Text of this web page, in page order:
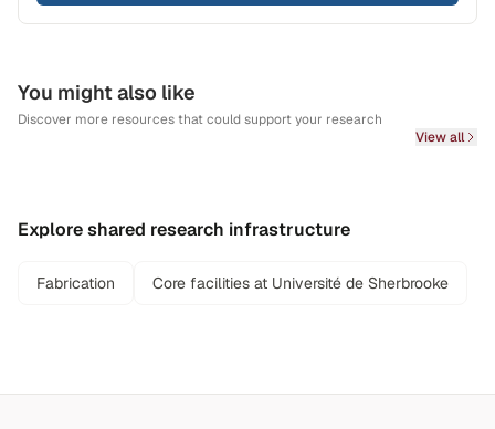
You might also like
Discover more resources that could support your research
View all
Explore shared research infrastructure
Fabrication Core facilities at Université de Sherbrooke